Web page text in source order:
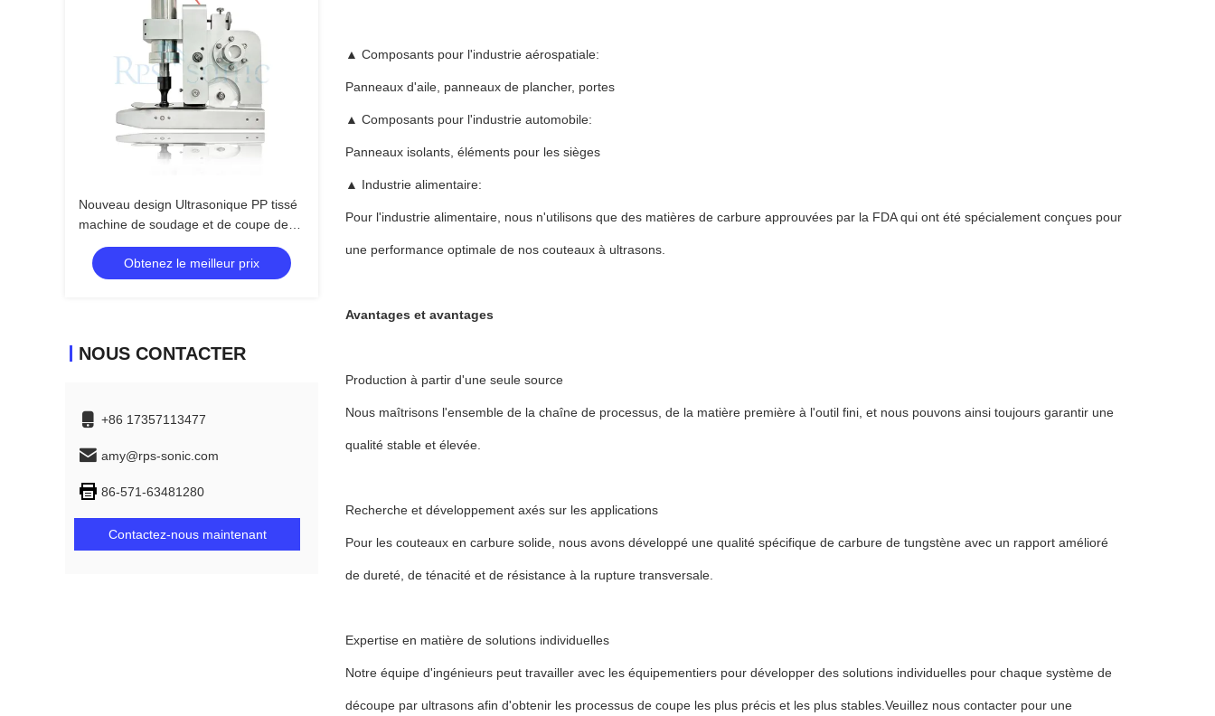
Nouveau design Ultrasonique PP tissé
machine de soudage et de coupe de
sac jumbo avec une corne de 20 mm
Obtenez le meilleur prix
NOUS CONTACTER
+86 17357113477
amy@rps-sonic.com
86-571-63481280
Contactez-nous maintenant
▲ Composants pour l'industrie aérospatiale:
Panneaux d'aile, panneaux de plancher, portes
▲ Composants pour l'industrie automobile:
Panneaux isolants, éléments pour les sièges
▲ Industrie alimentaire:
Pour l'industrie alimentaire, nous n'utilisons que des matières de carbure approuvées par la FDA qui ont été spécialement conçues pour
une performance optimale de nos couteaux à ultrasons.
Avantages et avantages
Production à partir d'une seule source
Nous maîtrisons l'ensemble de la chaîne de processus, de la matière première à l'outil fini, et nous pouvons ainsi toujours garantir une
qualité stable et élevée.
Recherche et développement axés sur les applications
Pour les couteaux en carbure solide, nous avons développé une qualité spécifique de carbure de tungstène avec un rapport amélioré
de dureté, de ténacité et de résistance à la rupture transversale.
Expertise en matière de solutions individuelles
Notre équipe d'ingénieurs peut travailler avec les équipementiers pour développer des solutions individuelles pour chaque système de
découpe par ultrasons afin d'obtenir les processus de coupe les plus précis et les plus stables.Veuillez nous contacter pour une